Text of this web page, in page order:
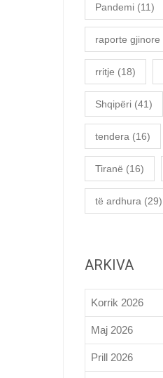
Pandemi (11)
raporte gjinore
rritje (18)
Shqipëri (41)
tendera (16)
Tiranë (16)
të ardhura (29)
ARKIVA
Korrik 2026
Maj 2026
Prill 2026